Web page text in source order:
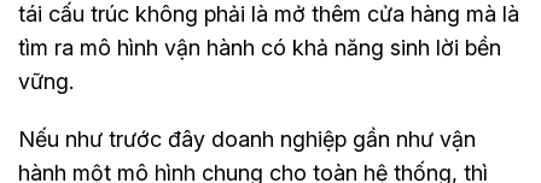
tái cấu trúc không phải là mở thêm cửa hàng mà là
tìm ra mô hình vận hành có khả năng sinh lời bền
vững.
Nếu như trước đây doanh nghiệp gần như vận
hành một mô hình chung cho toàn hệ thống, thì